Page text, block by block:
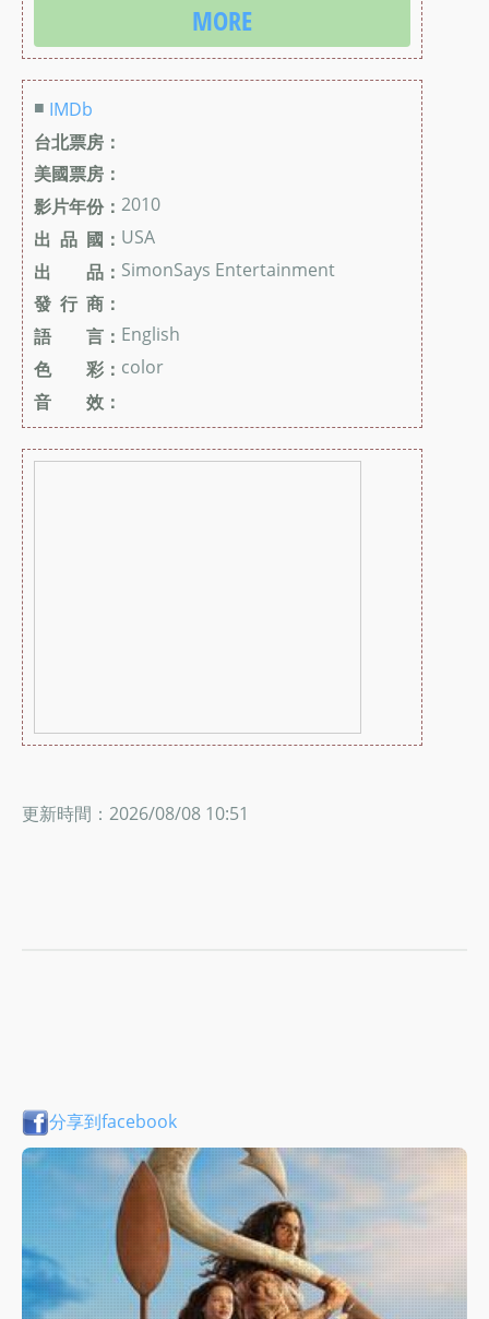
MORE
■ IMDb
台北票房：
美國票房：
影片年份： 2010
出 品 國： USA
出 品： SimonSays Entertainment
發 行 商：
語 言： English
色 彩： color
音 效：
更新時間：2026/08/08 10:51
分享到facebook